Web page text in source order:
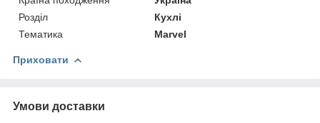
Розділ
Кухлі
Тематика
Marvel
Приховати
Умови доставки